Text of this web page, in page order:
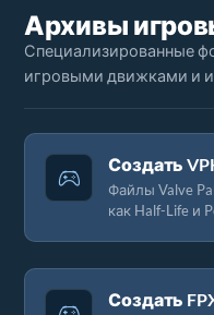
Архивы
Специализированные
игровыми движками и
Создать
Файлы Valve
как Half-Life и
Создать